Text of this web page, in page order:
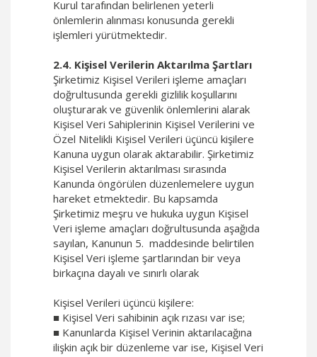
Kurul tarafından belirlenen yeterli
önlemlerin alınması konusunda gerekli
işlemleri yürütmektedir.
2.4. Kişisel Verilerin Aktarılma Şartları
Şirketimiz Kişisel Verileri işleme amaçları
doğrultusunda gerekli gizlilik koşullarını
oluşturarak ve güvenlik önlemlerini alarak
Kişisel Veri Sahiplerinin Kişisel Verilerini ve
Özel Nitelikli Kişisel Verileri üçüncü kişilere
Kanuna uygun olarak aktarabilir. Şirketimiz
Kişisel Verilerin aktarılması sırasında
Kanunda öngörülen düzenlemelere uygun
hareket etmektedir. Bu kapsamda
Şirketimiz meşru ve hukuka uygun Kişisel
Veri işleme amaçları doğrultusunda aşağıda
sayılan, Kanunun 5. maddesinde belirtilen
Kişisel Veri işleme şartlarından bir veya
birkaçına dayalı ve sınırlı olarak
Kişisel Verileri üçüncü kişilere:
■ Kişisel Veri sahibinin açık rızası var ise;
■ Kanunlarda Kişisel Verinin aktarılacağına
ilişkin açık bir düzenleme var ise, Kişisel Veri